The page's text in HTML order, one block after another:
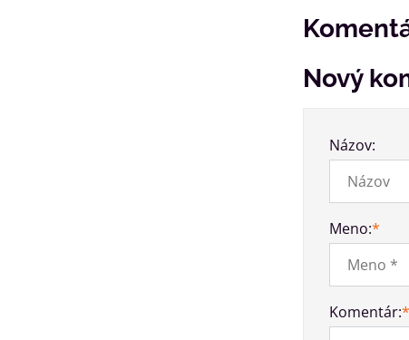
Nový
Názov:
Meno:*
Komentár:*